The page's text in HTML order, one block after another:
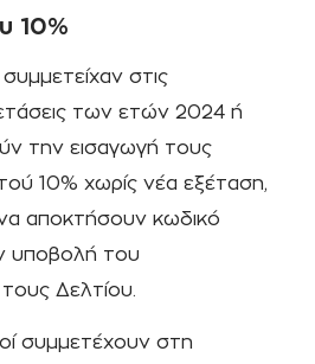
10%
στις
των ετών 2024 ή
την εισαγωγή τους
10% χωρίς νέα εξέταση,
αποκτήσουν κωδικό
υποβολή του
Δελτίου.
συμμετέχουν στη